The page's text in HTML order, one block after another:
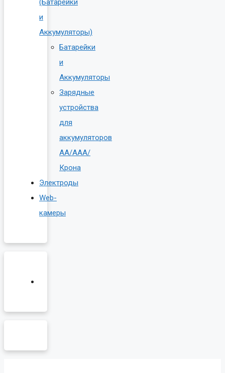
(Батарейки
и
Аккумуляторы)
Батарейки
и
Аккумуляторы
Зарядные
устройства
для
аккумуляторов
AA/AAA/
Крона
Электроды
Web-
камеры